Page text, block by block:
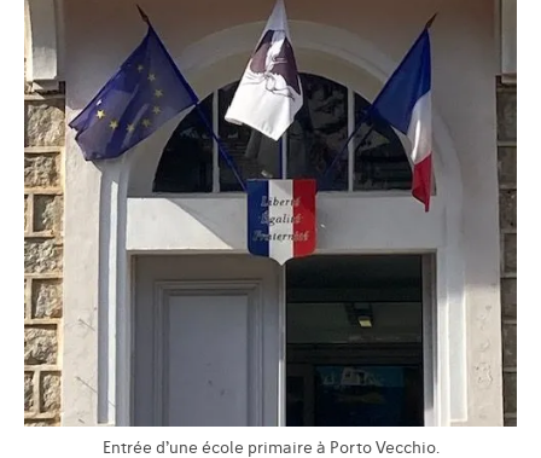
Entrée d’une école primaire à Porto Vecchio.